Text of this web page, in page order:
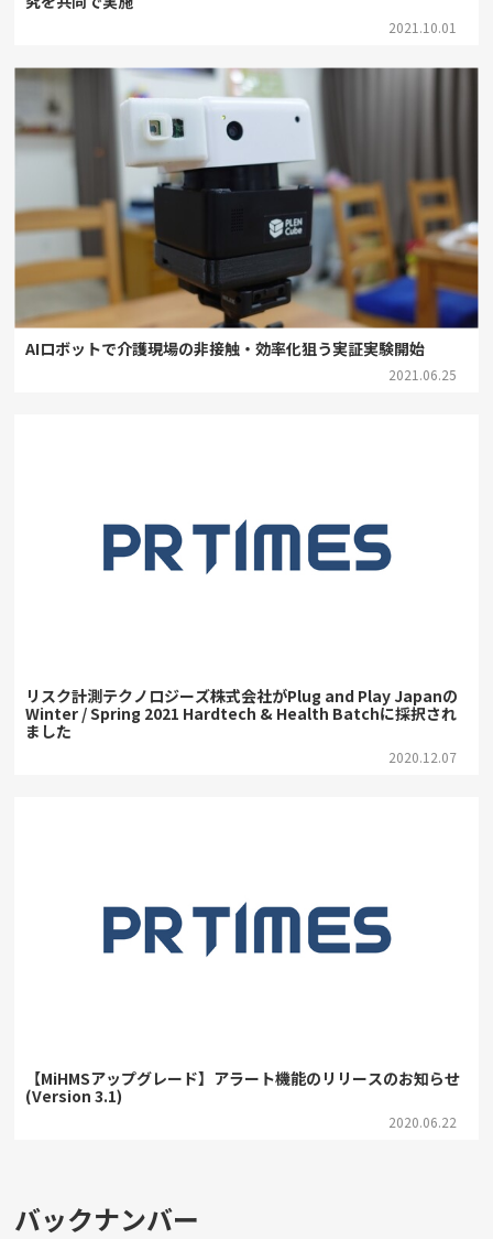
2021.10.01
AIロボットで介護現場の非接触・効率化狙う実証実験開始
2021.06.25
リスク計測テクノロジーズ株式会社がPlug and Play Japanの
Winter / Spring 2021 Hardtech & Health Batchに採択され
ました
2020.12.07
【MiHMSアップグレード】アラート機能のリリースのお知らせ
(Version 3.1)
2020.06.22
バックナンバー